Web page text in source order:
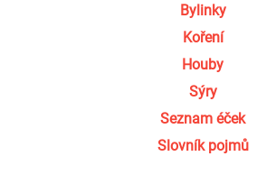
Bylinky
Koření
Houby
Sýry
Seznam éček
Slovník pojmů